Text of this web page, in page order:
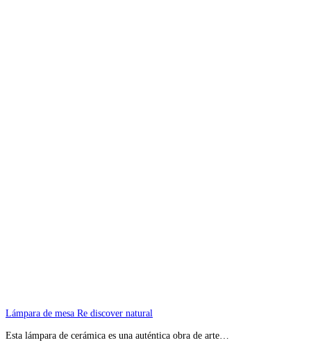
Lámpara de mesa Re discover natural
Esta lámpara de cerámica es una auténtica obra de arte…